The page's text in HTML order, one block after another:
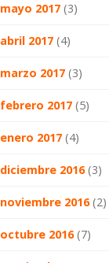
mayo 2017 (3)
abril 2017 (4)
marzo 2017 (3)
febrero 2017 (5)
enero 2017 (4)
diciembre 2016(3)
noviembre 2016(2)
octubre 2016(7)